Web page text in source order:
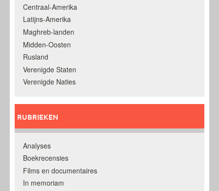
Centraal-Amerika
Latijns-Amerika
Maghreb-landen
Midden-Oosten
Rusland
Verenigde Staten
Verenigde Naties
RUBRIEKEN
Analyses
Boekrecensies
Films en documentaires
In memoriam